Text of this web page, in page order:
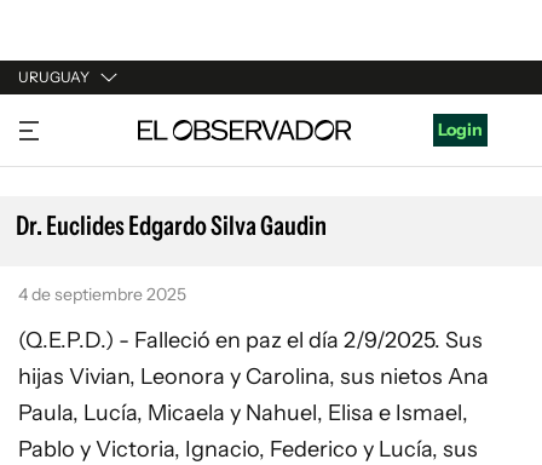
URUGUAY
URUGUAY
ARGENTINA
ESPAÑA
Login
Dr. Euclides Edgardo Silva Gaudin
4 de septiembre 2025
(Q.E.P.D.) - Falleció en paz el día 2/9/2025. Sus
hijas Vivian, Leonora y Carolina, sus nietos Ana
Paula, Lucía, Micaela y Nahuel, Elisa e Ismael,
Pablo y Victoria, Ignacio, Federico y Lucía, sus